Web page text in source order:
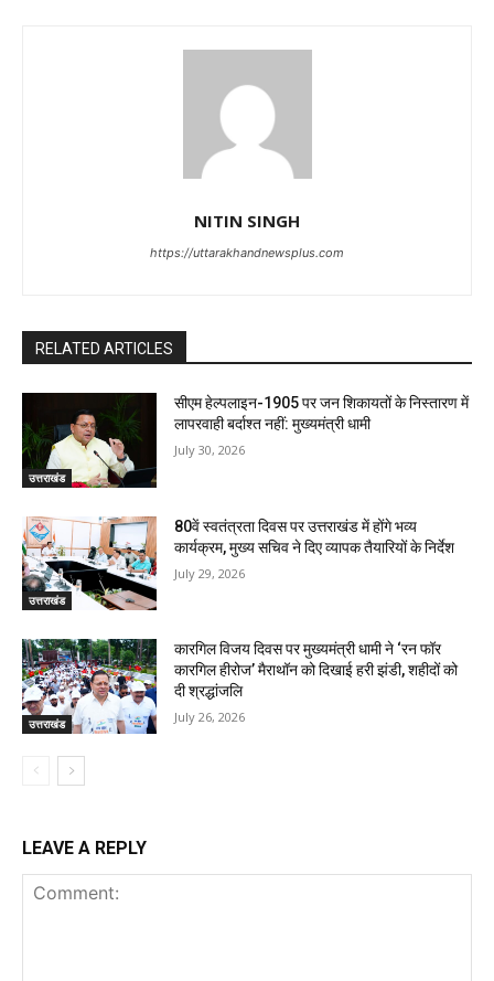
NITIN SINGH
https://uttarakhandnewsplus.com
RELATED ARTICLES
उत्तराखंड
सीएम हेल्पलाइन-1905 पर जन शिकायतों के निस्तारण में
लापरवाही बर्दाश्त नहीं: मुख्यमंत्री धामी
July 30, 2026
उत्तराखंड
80वें स्वतंत्रता दिवस पर उत्तराखंड में होंगे भव्य
कार्यक्रम, मुख्य सचिव ने दिए व्यापक तैयारियों के निर्देश
July 29, 2026
उत्तराखंड
कारगिल विजय दिवस पर मुख्यमंत्री धामी ने ‘रन फॉर
कारगिल हीरोज’ मैराथॉन को दिखाई हरी झंडी, शहीदों को
दी श्रद्धांजलि
July 26, 2026
LEAVE A REPLY